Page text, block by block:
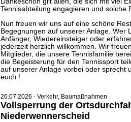
Tennisabteilung engagieren und solche
Nun freuen wir uns auf eine schöne
Begegnungen auf unserer Anlage. Wer
Anfänger, Wiedereinsteiger oder
jederzeit herzlich willkommen. Wir
Mitglieder, die unsere Tennisfamilie
die Begeisterung für den Tennissport
auf unserer Anlage vorbei oder sprecht
euch !
26.07.2026 - Verkehr, Baumaßnahmen
Vollsperrung der
Niederwennerscheid